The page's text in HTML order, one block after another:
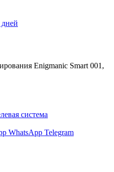
Enigmanic Smart 001,
система
WhatsApp Telegram